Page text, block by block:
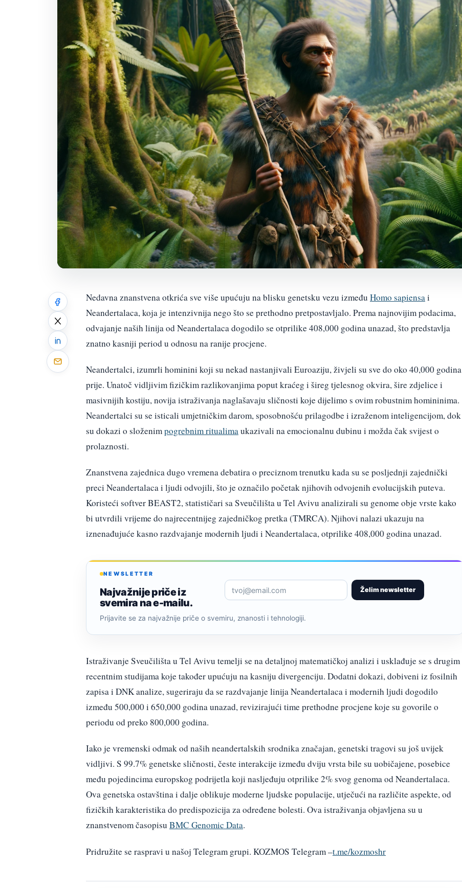
Nedavna znanstvena otkrića sve više upućuju na blisku genetsku vezu između Homo sapiensai
Neandertalaca, koja je intenzivnija nego što se prethodno pretpostavljalo. Prema najnovijim podacima,
odvajanje naših linija od Neandertalaca dogodilo se otprilike 408,000 godina unazad, što predstavlja
znatno kasniji period u odnosu na ranije procjene.
Neandertalci, izumrli hominini koji su nekad nastanjivali Euroaziju, živjeli su sve do oko 40,000 godina
prije. Unatoč vidljivim fizičkim razlikovanjima poput kraćeg i šireg tjelesnog okvira, šire zdjelice i
masivnijih kostiju, novija istraživanja naglašavaju sličnosti koje dijelimo s ovim robustnim homininima.
Neandertalci su se isticali umjetničkim darom, sposobnošću prilagodbe i izraženom inteligencijom, dok
su dokazi o složenimpogrebnim ritualimaukazivali na emocionalnu dubinu i možda čak svijest o
prolaznosti.
Znanstvena zajednica dugo vremena debatira o preciznom trenutku kada su se posljednji zajednički
preci Neandertalaca i ljudi odvojili, što je označilo početak njihovih odvojenih evolucijskih puteva.
Koristeći softver BEAST2, statističari sa Sveučilišta u Tel Avivu analizirali su genome obje vrste kako
bi utvrdili vrijeme do najrecentnijeg zajedničkog pretka (TMRCA). Njihovi nalazi ukazuju na
iznenađujuće kasno razdvajanje modernih ljudi i Neandertalaca, otprilike 408,000 godina unazad.
NEWSLETTER
Najvažnije priče iz
svemira na e-mailu.
Želim newsletter
Prijavite se za najvažnije priče o svemiru, znanosti i tehnologiji.
Istraživanje Sveučilišta u Tel Avivu temelji se na detaljnoj matematičkoj analizi i usklađuje se s drugim
recentnim studijama koje također upućuju na kasniju divergenciju. Dodatni dokazi, dobiveni iz fosilnih
zapisa i DNK analize, sugeriraju da se razdvajanje linija Neandertalaca i modernih ljudi dogodilo
između 500,000 i 650,000 godina unazad, revizirajući time prethodne procjene koje su govorile o
periodu od preko 800,000 godina.
Iako je vremenski odmak od naših neandertalskih srodnika značajan, genetski tragovi su još uvijek
vidljivi. S 99.7% genetske sličnosti, česte interakcije između dviju vrsta bile su uobičajene, posebice
među pojedincima europskog podrijetla koji nasljeđuju otprilike 2% svog genoma od Neandertalaca.
Ova genetska ostavština i dalje oblikuje moderne ljudske populacije, utječući na različite aspekte, od
fizičkih karakteristika do predispozicija za određene bolesti. Ova istraživanja objavljena su u
znanstvenom časopisu BMC Genomic Data.
Pridružite se raspravi u našoj Telegram grupi. KOZMOS Telegram –t.me/kozmoshr